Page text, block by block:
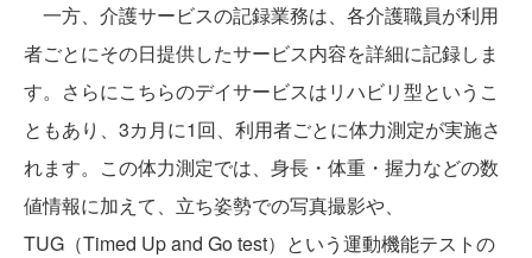
一方、介護サービスの記録業務は、各介護職員が利用
者ごとにその日提供したサービス内容を詳細に記録しま
す。さらにこちらのデイサービスはリハビリ型というこ
ともあり、3カ月に1回、利用者ごとに体力測定が実施さ
れます。この体力測定では、身長・体重・握力などの数
値情報に加えて、立ち姿勢での写真撮影や、
TUG（Timed Up and Go test）という運動機能テストの